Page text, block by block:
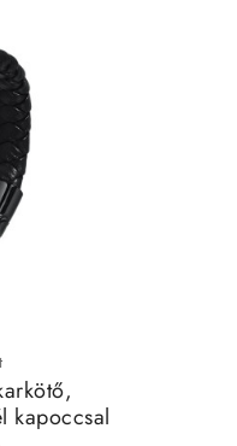
kapoccsal